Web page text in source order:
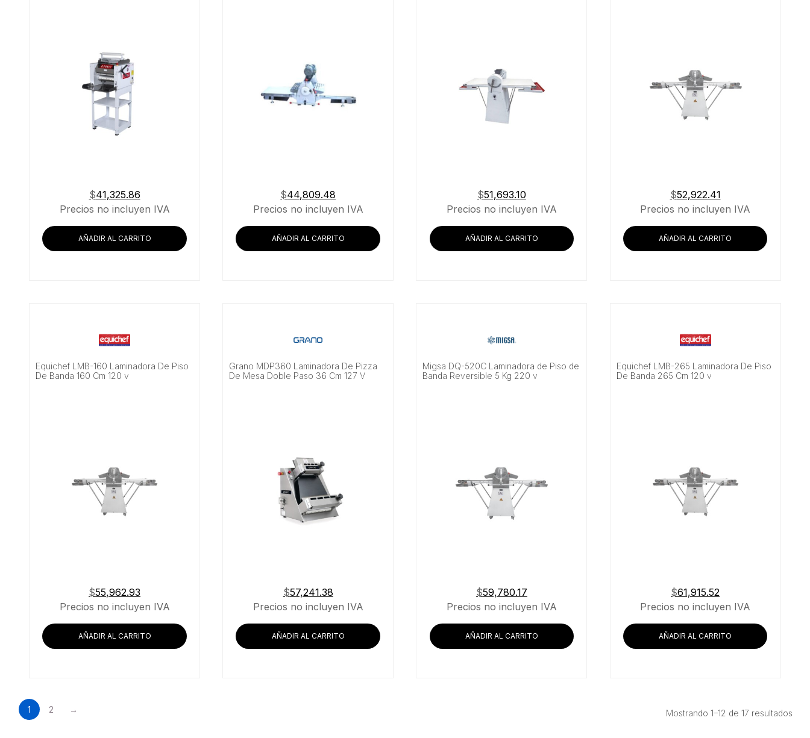
$41,325.86
Precios no incluyen IVA
AÑADIR AL CARRITO
$44,809.48
Precios no incluyen IVA
AÑADIR AL CARRITO
$51,693.10
Precios no incluyen IVA
AÑADIR AL CARRITO
$52,922.41
Precios no incluyen IVA
AÑADIR AL CARRITO
Equichef LMB-160 Laminadora De Piso
De Banda 160 Cm 120 v
$55,962.93
Precios no incluyen IVA
AÑADIR AL CARRITO
Grano MDP360 Laminadora De Pizza
De Mesa Doble Paso 36 Cm 127 V
$57,241.38
Precios no incluyen IVA
AÑADIR AL CARRITO
Migsa DQ-520C Laminadora de Piso de
Banda Reversible 5 Kg 220 v
$59,780.17
Precios no incluyen IVA
AÑADIR AL CARRITO
Equichef LMB-265 Laminadora De Piso
De Banda 265 Cm 120 v
$61,915.52
Precios no incluyen IVA
AÑADIR AL CARRITO
1 2 → Mostrando 1–12 de 17 resultados